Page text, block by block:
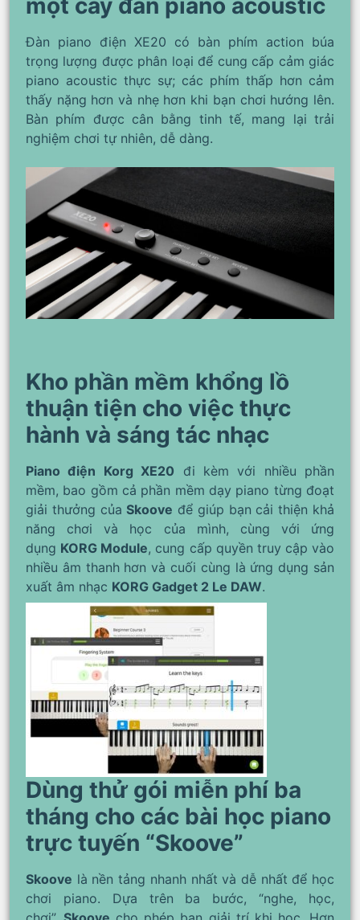
một cây đàn piano acoustic
Đàn piano điện XE20 có bàn phím action búa
trọng lượng được phân loại để cung cấp cảm giác
piano acoustic thực sự; các phím thấp hơn cảm
thấy nặng hơn và nhẹ hơn khi bạn chơi hướng lên.
Bàn phím được cân bằng tinh tế, mang lại trải
nghiệm chơi tự nhiên, dễ dàng.
Kho phần mềm khổng lồ
thuận tiện cho việc thực
hành và sáng tác nhạc
Piano điện Korg XE20 đi kèm với nhiều phần
mềm, bao gồm cả phần mềm dạy piano từng đoạt
giải thưởng củaSkoove để giúp bạn cải thiện khả
năng chơi và học của mình, cùng với ứng
dụng KORG Module, cung cấp quyền truy cập vào
nhiều âm thanh hơn và cuối cùng là ứng dụng sản
xuất âm nhạc KORG Gadget 2 Le DAW.
Dùng thử gói miễn phí ba
tháng cho các bài học piano
trực tuyến “Skoove”
Skoove là nền tảng nhanh nhất và dễ nhất để học
chơi piano. Dựa trên ba bước, “nghe, học,